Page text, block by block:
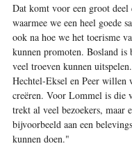
Dat komt voor een groot deel
waarmee we een heel goede
ook na hoe we het toerisme
kunnen promoten. Bosland
veel troeven kunnen
Hechtel-Eksel en Peer willen
creëren. Voor Lommel is die
trekt al veel bezoekers, maar
bijvoorbeeld aan een
kunnen doen."